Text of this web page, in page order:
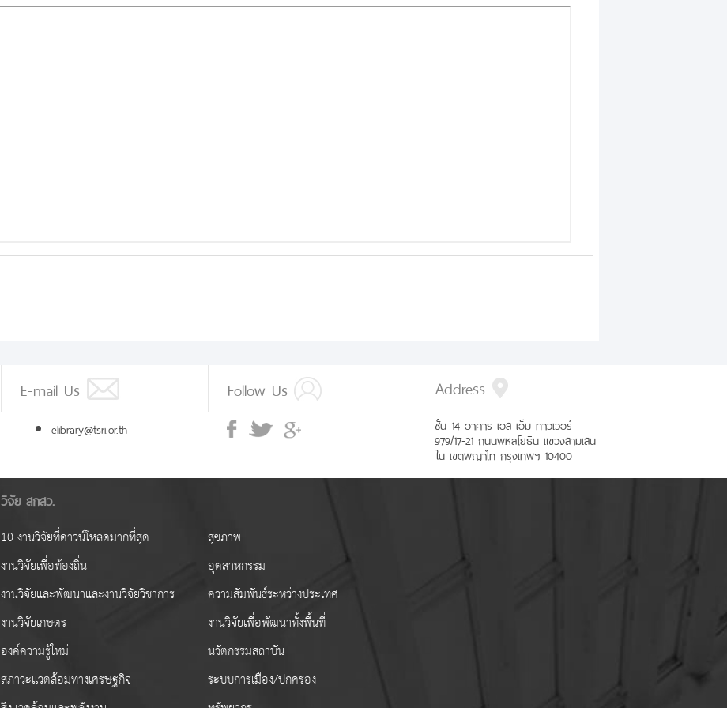
E-mail Us
elibrary@tsri.or.th
Follow Us Address
ชั้น 14 อาคาร เอส เอ็ม ทาวเวอร์
979/17-21 ถนนพหลโยธิน แขวงสามเสน
ใน เขตพญาไท กรุงเทพฯ 10400
วิจัย สกสว.
10 งานวิจัยที่ดาวน์โหลดมากที่สุด
งานวิจัยเพื่อท้องถิ่น
งานวิจัยและพัฒนาและงานวิจัยวิชาการ
งานวิจัยเกษตร
องค์ความรู้ใหม่
สภาวะแวดล้อมทางเศรษฐกิจ
สุขภาพ
อุตสาหกรรม
ความสัมพันธ์ระหว่างประเทศ
งานวิจัยเพื่อพัฒนาทั้งพื้นที่
นวัตกรรมสถาบัน
ระบบการเมือง/ปกครอง